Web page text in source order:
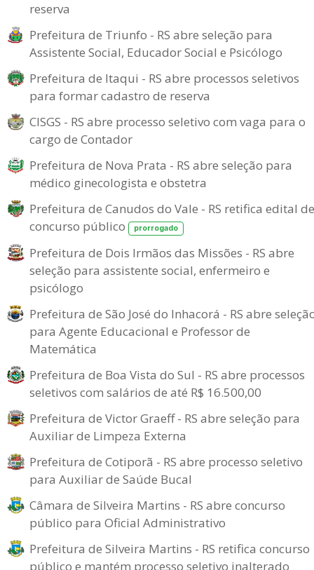
reserva
Prefeitura de Triunfo - RS abre seleção para
Assistente Social, Educador Social e Psicólogo
Prefeitura de Itaqui - RS abre processos seletivos
para formar cadastro de reserva
CISGS - RS abre processo seletivo com vaga para o
cargo de Contador
Prefeitura de Nova Prata - RS abre seleção para
médico ginecologista e obstetra
Prefeitura de Canudos do Vale - RS retifica edital de
concurso público
prorrogado
Prefeitura de Dois Irmãos das Missões - RS abre
seleção para assistente social, enfermeiro e
psicólogo
Prefeitura de São José do Inhacorá - RS abre
para Agente Educacional e Professor de
Matemática
Prefeitura de Boa Vista do Sul - RS abre processos
seletivos com salários de até R$ 16.500,00
Prefeitura de Victor Graeff - RS abre seleção para
Auxiliar de Limpeza Externa
Prefeitura de Cotiporã - RS abre processo seletivo
para Auxiliar de Saúde Bucal
Câmara de Silveira Martins - RS abre concurso
público para Oficial Administrativo
Prefeitura de Silveira Martins - RS retifica concurso
público e mantém processo seletivo inalterado